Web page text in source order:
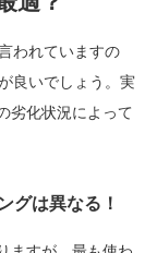
われていますの
良いでしょう。実
劣化状況によって
グは異なる！